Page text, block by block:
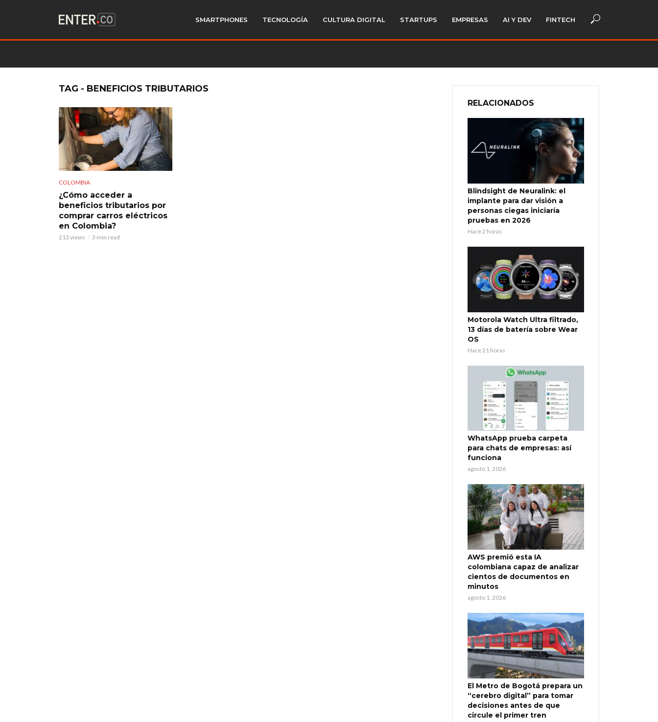
SMARTPHONES TECNOLOGÍA CULTURA DIGITAL STARTUPS EMPRESAS AI Y DEV FINTECH
TAG - BENEFICIOS TRIBUTARIOS
COLOMBIA
¿Cómo acceder a
beneficios tributarios por
comprar carros eléctricos
en Colombia?
213 views 3 min read
RELACIONADOS
Blindsight de Neuralink: el
implante para dar visión a
personas ciegas iniciaría
pruebas en 2026
Hace 2 horas
Motorola Watch Ultra filtrado,
13 días de batería sobre Wear
OS
Hace 21 horas
WhatsApp prueba carpeta
para chats de empresas: así
funciona
agosto 1, 2026
AWS premió esta IA
colombiana capaz de analizar
cientos de documentos en
minutos
agosto 1, 2026
El Metro de Bogotá prepara un
“cerebro digital” para tomar
decisiones antes de que
circule el primer tren